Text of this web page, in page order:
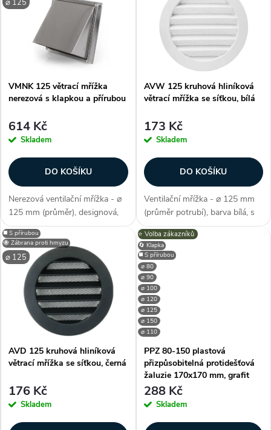
í
p
r
o
d
u
k
Abecedně
i
s
p
r
o
d
u
ů
⌀ 125
VMNK 125 větrací mřížka
nerezová s klapkou a přírubou
614 Kč
Skladem
DO KOŠÍKU
Nerezová ventilační mřížka - ⌀
125 mm (průměr), designová,
materiál nerez (kov), příruba,
protidešťový panel (ochrana
vzduchovodu před vniknutím
vody), gumové těsnění, otvory...
AVW 125 kruhová hliníková
větrací mřížka se síťkou, bílá
173 Kč
Skladem
DO KOŠÍKU
Ventilační mřížka - ⌀ 125 mm
(průměr potrubí), barva bílá, s
pevnou žaluzií, do interiéru i
exteriéru, síťka proti hmyzu /
ptactvu / hlodacům (jemná,
malé rozpětí), jednoduchá...
⌀ 125
◼️ S přírubou
🐝 Zábrana proti hmyzu
AVD 125 kruhová hliníková
větrací mřížka se síťkou, černá
176 Kč
Skladem
⌀ 80
⌀ 90
⌀ 100
⌀ 120
⌀ 125
⌀ 150
⭐️ Volba zákazníků
🔄 Klapka
◼️ S přírubou
⌀ 110
PPZ 80-150 plastová
přizpůsobitelná protidešťová
žaluzie 170x170 mm, grafit
černá
288 Kč
Skladem